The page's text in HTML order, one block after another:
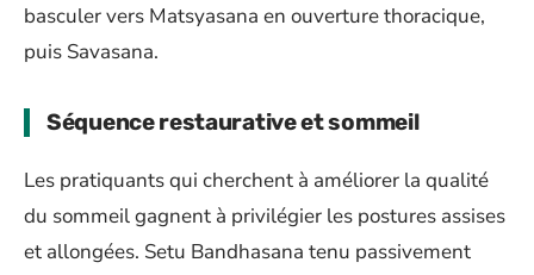
basculer vers Matsyasana en ouverture thoracique,
puis Savasana.
Séquence restaurative et sommeil
Les pratiquants qui cherchent à améliorer la qualité
du sommeil gagnent à privilégier les postures assises
et allongées. Setu Bandhasana tenu passivement